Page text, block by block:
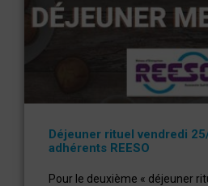
Déjeuner rituel vendredi
adhérents REESO
Pour le deuxième « déjeuner